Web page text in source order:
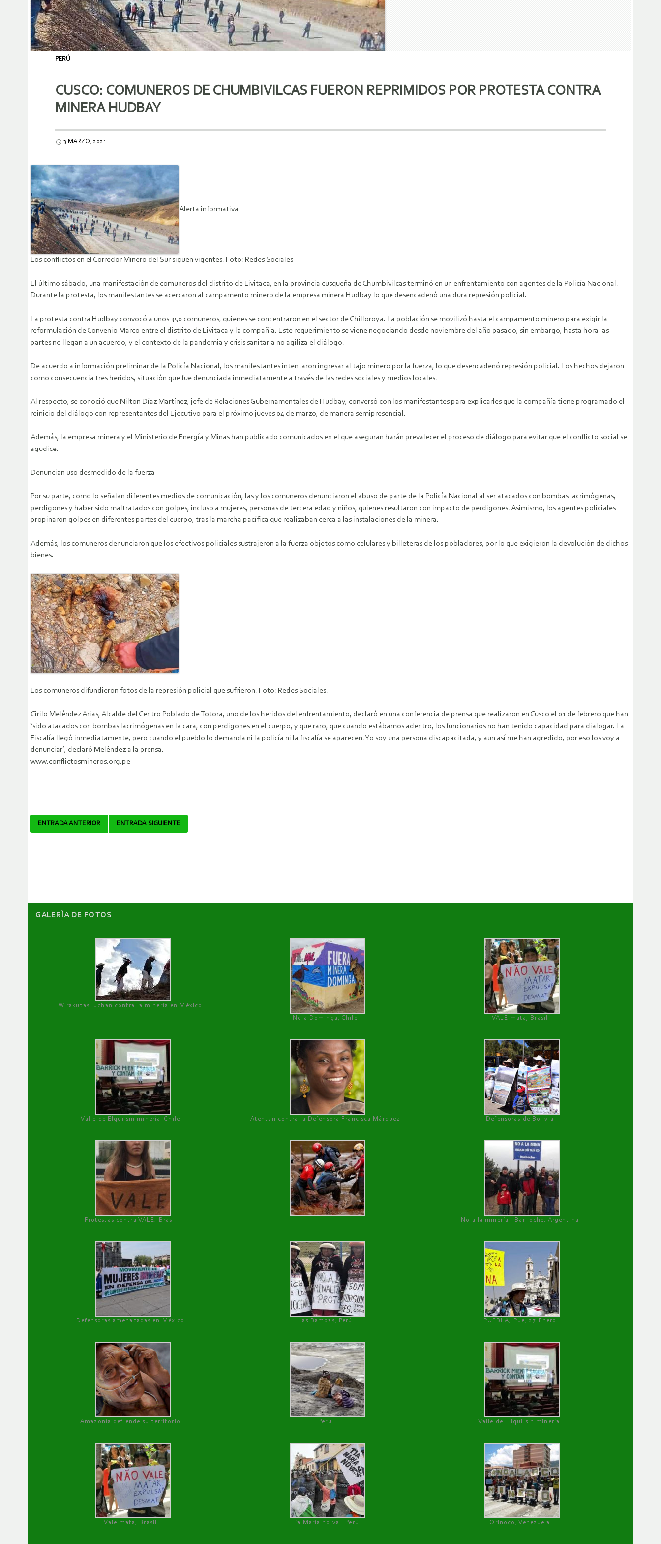
PERÚ
CUSCO: COMUNEROS DE CHUMBIVILCAS FUERON REPRIMIDOS POR PROTESTA CONTRA
MINERA HUDBAY
3 MARZO, 2021
Alerta informativa
Los conflictos en el Corredor Minero del Sur siguen vigentes. Foto: Redes Sociales
El último sábado, una manifestación de comuneros del distrito de Livitaca, en la provincia cusqueña de Chumbivilcas terminó en un enfrentamiento con agentes de la Policía Nacional.
Durante la protesta, los manifestantes se acercaron al campamento minero de la empresa minera Hudbay lo que desencadenó una dura represión policial.
La protesta contra Hudbay convocó a unos 350 comuneros, quienes se concentraron en el sector de Chilloroya. La población se movilizó hasta el campamento minero para exigir la
reformulación de Convenio Marco entre el distrito de Livitaca y la compañía. Este requerimiento se viene negociando desde noviembre del año pasado, sin embargo, hasta hora las
partes no llegan a un acuerdo, y el contexto de la pandemia y crisis sanitaria no agiliza el diálogo.
De acuerdo a información preliminar de la Policía Nacional, los manifestantes intentaron ingresar al tajo minero por la fuerza, lo que desencadenó represión policial. Los hechos dejaron
como consecuencia tres heridos, situación que fue denunciada inmediatamente a través de las redes sociales y medios locales.
Al respecto, se conoció que Nilton Díaz Martínez, jefe de Relaciones Gubernamentales de Hudbay, conversó con los manifestantes para explicarles que la compañía tiene programado el
reinicio del diálogo con representantes del Ejecutivo para el próximo jueves 04 de marzo, de manera semipresencial.
Además, la empresa minera y el Ministerio de Energía y Minas han publicado comunicados en el que aseguran harán prevalecer el proceso de diálogo para evitar que el conflicto social se
agudice.
Denuncian uso desmedido de la fuerza
Por su parte, como lo señalan diferentes medios de comunicación, las y los comuneros denunciaron el abuso de parte de la Policía Nacional al ser atacados con bombas lacrimógenas,
perdigones y haber sido maltratados con golpes, incluso a mujeres, personas de tercera edad y niños, quienes resultaron con impacto de perdigones. Asimismo, los agentes policiales
propinaron golpes en diferentes partes del cuerpo, tras la marcha pacífica que realizaban cerca a las instalaciones de la minera.
Además, los comuneros denunciaron que los efectivos policiales sustrajeron a la fuerza objetos como celulares y billeteras de los pobladores, por lo que exigieron la devolución de dichos
bienes.
Los comuneros difundieron fotos de la represión policial que sufrieron. Foto: Redes Sociales.
Cirilo Meléndez Arias, Alcalde del Centro Poblado de Totora, uno de los heridos del enfrentamiento, declaró en una conferencia de prensa que realizaron en Cusco el 01 de febrero que han
‘sido atacados con bombas lacrimógenas en la cara, con perdigones en el cuerpo, y que raro, que cuando estábamos adentro, los funcionarios no han tenido capacidad para dialogar. La
Fiscalía llegó inmediatamente, pero cuando el pueblo lo demanda ni la policía ni la fiscalía se aparecen. Yo soy una persona discapacitada, y aun así me han agredido, por eso los voy a
denunciar’, declaró Meléndez a la prensa.
www.conflictosmineros.org.pe
Navegador
ENTRADA ANTERIOR ENTRADA SIGUIENTE
GALERÌA DE FOTOS
Wirakutas luchan contra la minería en México
No a Dominga, Chile
VALE mata, Brasil
Valle de Elqui sin minería. Chile Atentan contra la Defensora Francisca Márquez Defensoras de Bolivia
Protestas contra VALE, Brasil No a la minería , Bariloche, Argentina
Defensoras amenazadas en México Las Bambas, Perú PUEBLA, Pue, 27 Enero
Amazonía defiende su territorio Perú Valle del Elqui sin minería.
Vale mata, Brasil Tía María no va ! Perú Orinoco, Venezuela